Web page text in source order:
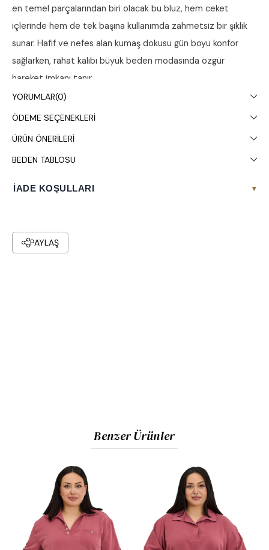
en temel parçalarından biri olacak bu bluz, hem ceket
içlerinde hem de tek başına kullanımda zahmetsiz bir şıklık
sunar. Hafif ve nefes alan kumaş dokusu gün boyu konfor
sağlarken, rahat kalıbı büyük beden modasında özgür
hareket imkanı tanır.
Ürün Detayları ve Teknik Özellikler
Yaka ve Kol:
tasarımıyla boyun hattını daha uzun gösterir; kolsuz
(geniş askılı) yapısı ile ferah bir kullanım sunar.
Kesim:Vücut hatlarını nazikçe takip eden ancak
pantolonlarla uyumlu ideal uzunluk.
terletmeyen ve nefes alan yapı).
Görseldeki Ürün Bedeni:44
Manken Ölçüleri:
Boy:1.73 cm
Göğüs:108 cm | 87 cm |Basen:119 cm
Bakım ve Uyarılar
YORUMLAR(0)
ÖDEME SEÇENEKLERI
ÜRÜN ÖNERILERI
BEDEN TABLOSU
İADE KOŞULLARI ▾
PAYLAŞ
Benzer Ürünler